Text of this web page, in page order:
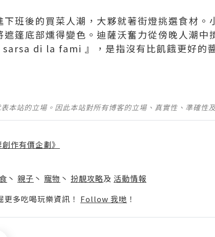
班後的買菜人潮，大夥就著街燈挑選食材。
篷底部燻得變色。迪薩沃奮力從傍晚人潮中
di la fami 』，是指沒有比飢餓更好的
本站的立場。因此本站對所有博客的立場、真實性、準確性
作有價企劃》
丶 親子 丶 寵物 丶 扮靚攻略及 活動情報
多吃喝玩樂資訊！ Follow 我哋 ！